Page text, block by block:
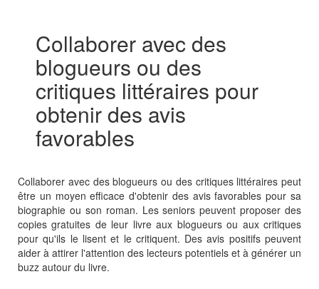
Collaborer avec des
blogueurs ou des
critiques littéraires pour
obtenir des avis
favorables
Collaborer avec des blogueurs ou des critiques littéraires peut
être un moyen efficace d'obtenir des avis favorables pour sa
biographie ou son roman. Les seniors peuvent proposer des
copies gratuites de leur livre aux blogueurs ou aux critiques
pour qu'ils le lisent et le critiquent. Des avis positifs peuvent
aider à attirer l'attention des lecteurs potentiels et à générer un
buzz autour du livre.